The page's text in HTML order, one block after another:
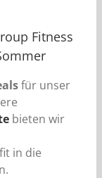
Fitness
für unser
bieten wir
in die